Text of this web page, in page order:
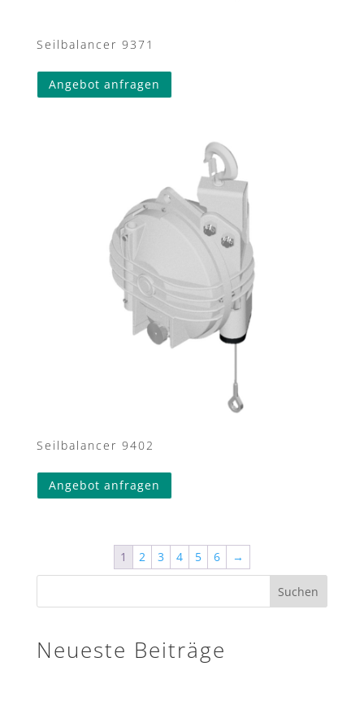
Seilbalancer 9371
Angebot anfragen
Seilbalancer 9402
Angebot anfragen
1 2 3 4 5 6 →
Suchen
Neueste Beiträge